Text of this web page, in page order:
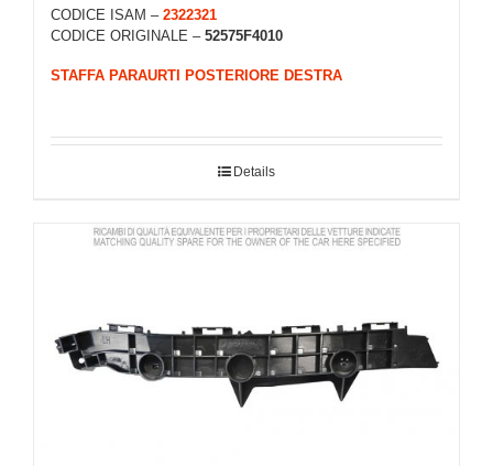
CODICE ISAM – 2322321
CODICE ORIGINALE – 52575F4010
STAFFA PARAURTI POSTERIORE DESTRA
Details